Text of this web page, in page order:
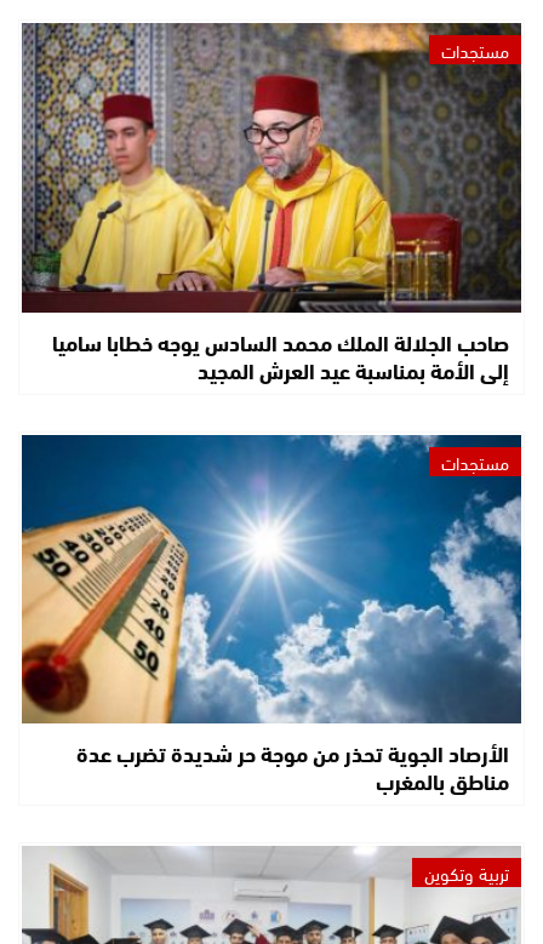
مستجدات
صاحب الجلالة الملك محمد السادس يوجه خطابا ساميا
إلى الأمة بمناسبة عيد العرش المجيد
مستجدات
الأرصاد الجوية تحذر من موجة حر شديدة تضرب عدة
مناطق بالمغرب
تربية وتكوين